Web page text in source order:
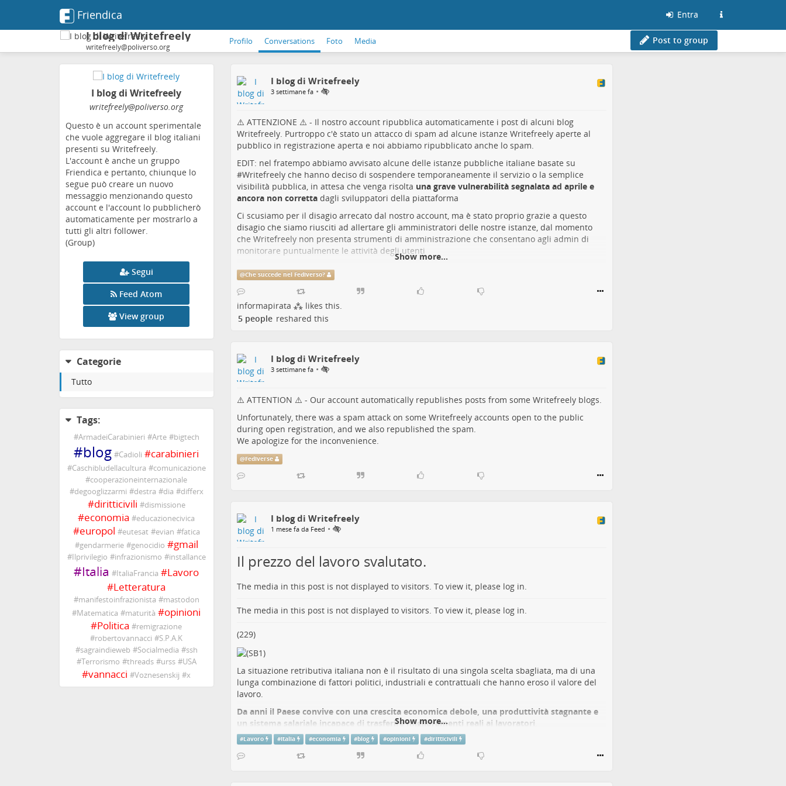
Friendica Entra
I blog di Writefreely
writefreely@poliverso.org
Profilo Conversations Foto Media Post to group
I blog di Writefreely
writefreely@poliverso.org
Questo è un account sperimentale
che vuole aggregare il blog italiani
presenti su Writefreely.
L'account è anche un gruppo
Friendica e pertanto, chiunque lo
segue può creare un nuovo
messaggio menzionando questo
account e l'account lo pubblicherò
automaticamente per mostrarlo a
tutti gli altri follower.
(Group)
Segui
Feed Atom
View group
Categorie
Tutto
Tags:
#ArmadeiCarabinieri #Arte #bigtech
#blog #Cadioli #carabinieri
#Caschibludellacultura #comunicazione
#cooperazioneinternazionale
#degooglizzarmi #destra #dia #differx
#diritticivili #dismissione
#economia #educazionecivica
#europol #eutesat #evian #fatica
#gendarmerie #genocidio #gmail
#Ilprivilegio #infrazionismo #installance
#Italia #ItaliaFrancia #Lavoro
#Letteratura
#manifestoinfrazionista #mastodon
#Matematica #maturità #opinioni
#Politica #remigrazione
#robertovannacci #S.P.A.K
#sagraindieweb #Socialmedia #ssh
#Terrorismo #threads #urss #USA
#vannacci #Voznesenskij #x
I blog di Writefreely
3 settimane fa •
⚠️ ATTENZIONE ⚠️ - Il nostro account ripubblica automaticamente i post di alcuni blog
Writefreely. Purtroppo c'è stato un attacco di spam ad alcune istanze Writefreely aperte al
pubblico in registrazione aperta e noi abbiamo ripubblicato anche lo spam.
EDIT: nel fratempo abbiamo avvisato alcune delle istanze pubbliche italiane basate su
#Writefreelyche hanno deciso di sospendere temporaneamente il servizio o la semplice
visibilità pubblica, in attesa che venga risolta una grave vulnerabilità segnalata ad aprile e
ancora non correttadagli sviluppatori della piattaforma
Ci scusiamo per il disagio arrecato dal nostro account, ma è stato proprio grazie a questo
disagio che siamo riusciti ad allertare gli amministratori delle nostre istanze, dal momento
che Writefreely non presenta strumenti di amministrazione che consentano agli admin di
monitorare puntualmente le attività degli utenti
Show more...
@Che succede nel Fediverso?
informapirata ⁂likes this.
5 people reshared this
I blog di Writefreely
3 settimane fa •
⚠️ ATTENTION ⚠️ - Our account automatically republishes posts from some Writefreely blogs.
Unfortunately, there was a spam attack on some Writefreely accounts open to the public
during open registration, and we also republished the spam.
We apologize for the inconvenience.
@Fediverse
I blog di Writefreely
1 mese fa da Feed •
Il prezzo del lavoro svalutato.
The media in this post is not displayed to visitors. To view it, please log in.
The media in this post is not displayed to visitors. To view it, please log in.
(229)
La situazione retributiva italiana non è il risultato di una singola scelta sbagliata, ma di una
lunga combinazione di fattori politici, industriali e contrattuali che hanno eroso il valore del
lavoro.
Da anni il Paese convive con una crescita economica debole, una produttività stagnante e
un sistema salariale incapace di trasferire miglioramenti reali ai lavoratori
Il punto centrale è semplice: l’Italia ha tenuto bassi i salari per decenni senza ottenere in
cambio un vantaggio competitivo stabile
. Il risultato è un equilibrio povero, non una
Show more...
#Lavoro #Italia #economia #blog #opinioni #diritticivili